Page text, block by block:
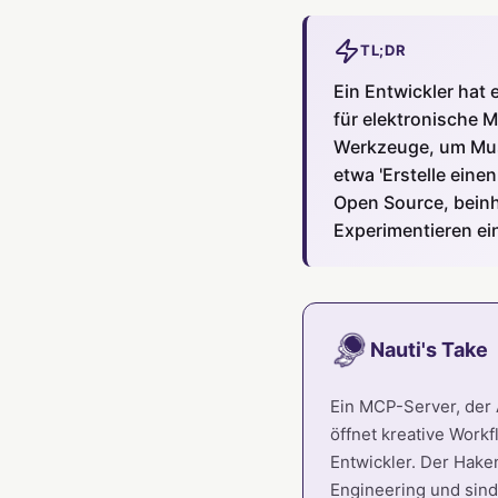
TL;DR
Ein Entwickler hat
für elektronische
Werkzeuge, um
etwa 'Erstelle
Open Source,
Experimentieren
Nauti's Take
Ein MCP-Server,
öffnet kreative
Entwickler. Der
Engineering und